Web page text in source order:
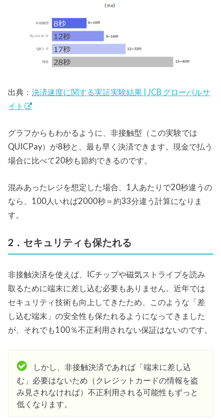
出典：決済速度に関する実証実験結果 | JCB グローバルサ
イト
グラフからもわかるように、非接触型（この実験では
QUICPay）が8秒と、最も早く決済できます。現金で払う
場合に比べて20秒も節約できるのです。
混みあったレジを想定した場合、1人あたりで20秒違うの
なら、100人いれば2000秒＝約33分違う計算になりま
す。
2．セキュリティも保たれる
非接触決済を使えば、ICチップや磁気ストライプを読み
取るために端末に差し込む必要もありません。近年では
セキュリティ技術も向上してきたため、このような「差
し込む端末」の安全性も保たれるようになってきました
が、それでも100％不正利用されない保証はないのです。
しかし、非接触決済であれば「端末に差し込
む」必要はないため（クレジットカードの情報を盗
み見されなければ）不正利用される可能性もずっと
低くなります。